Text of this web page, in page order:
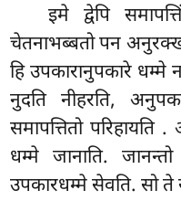
इमे द्वेपि
चेतनाभब्बतो पन
हि उपकारानुपकारे धम्मे
नुदति नीहरति,
समापत्तितो परिहायति .
धम्मे जानाति.
उपकारधम्मे सेवति. सो ते